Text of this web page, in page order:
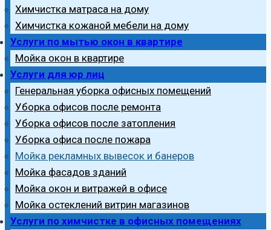
Химчистка матраса на дому
Химчистка кожаной мебели на дому
Услуги по мытью окон в квартире
Мойка окон в квартире
Услуги для юр лиц
Генеральная уборка офисных помещений
Уборка офисов после ремонта
Уборка офисов после затопления
Уборка офиса после пожара
Мойка рекламных вывесок и банеров
Мойка фасадов зданий
Мойка окон и витражей в офисе
Мойка остеклений витрин магазинов
Услуги по химчистке в офисных помещениях